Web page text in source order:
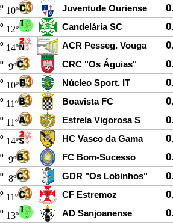
10º Juventude Ouriense
12º Candelária SC
14º ACR Pesseg. Vouga
9º CRC "Os Águias"
10º Núcleo Sport. IT
11º Boavista FC
11º Estrela Vigorosa S
14º HC Vasco da Gama
9º FC Bom-Sucesso
8º GDR "Os Lobinhos"
11º CF Estremoz
13º AD Sanjoanense